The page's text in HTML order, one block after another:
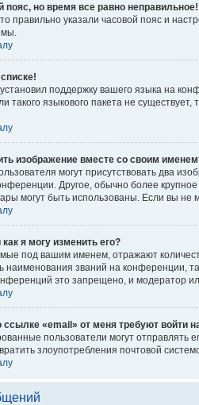
пояс, но время все равно неправильное!
правильно указали часовой пояс и
поддержку вашего языка на
такого языкового пакета не
изображение вместе со своим
могут присутствовать два
Другое, обычно более
могут быть использованы. Если вы
я могу изменить его?
под вашим именем, отражают
наименования званий на конференции,
это запрещено, и модератор
«email» от меня требуют войти
пользователи могут
злоупотребления почтовой